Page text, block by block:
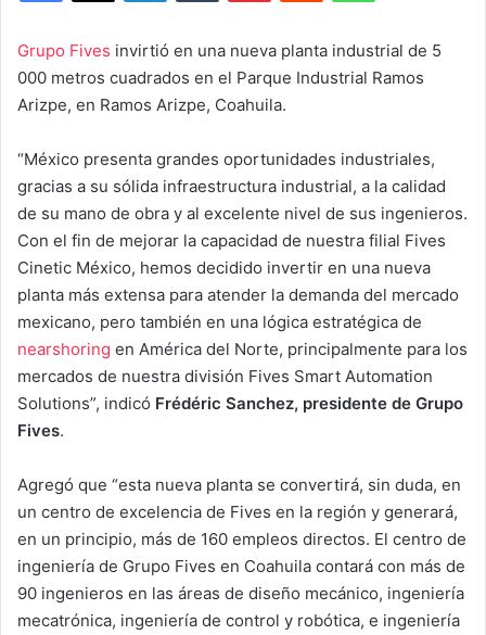
Grupo Fives invirtió en una nueva planta industrial de 5
000 metros cuadrados en el Parque Industrial Ramos
Arizpe, en Ramos Arizpe, Coahuila.
“México presenta grandes oportunidades industriales,
gracias a su sólida infraestructura industrial, a la calidad
de su mano de obra y al excelente nivel de sus ingenieros.
Con el fin de mejorar la capacidad de nuestra filial Fives
Cinetic México, hemos decidido invertir en una nueva
planta más extensa para atender la demanda del mercado
mexicano, pero también en una lógica estratégica de
nearshoring en América del Norte, principalmente para los
mercados de nuestra división Fives Smart Automation
Solutions”, indicó Frédéric Sanchez, presidente de Grupo
Fives.
Agregó que “esta nueva planta se convertirá, sin duda, en
un centro de excelencia de Fives en la región y generará,
en un principio, más de 160 empleos directos. El centro de
ingeniería de Grupo Fives en Coahuila contará con más de
90 ingenieros en las áreas de diseño mecánico, ingeniería
mecatrónica, ingeniería de control y robótica, e ingeniería